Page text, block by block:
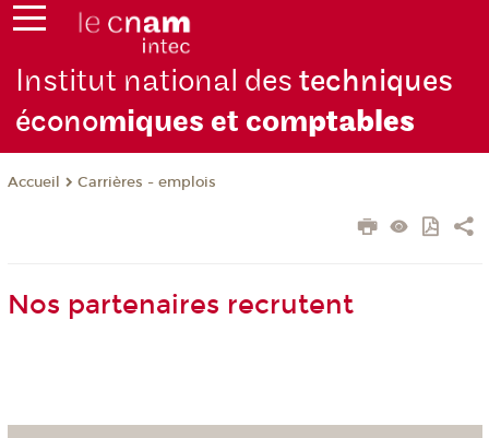
Institut national destechniques
économiques et comptables
Accueil Carrières - emplois
Nos partenaires recrutent